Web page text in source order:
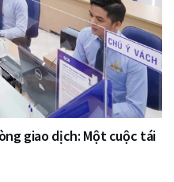
giao dịch: Một cuộc tái